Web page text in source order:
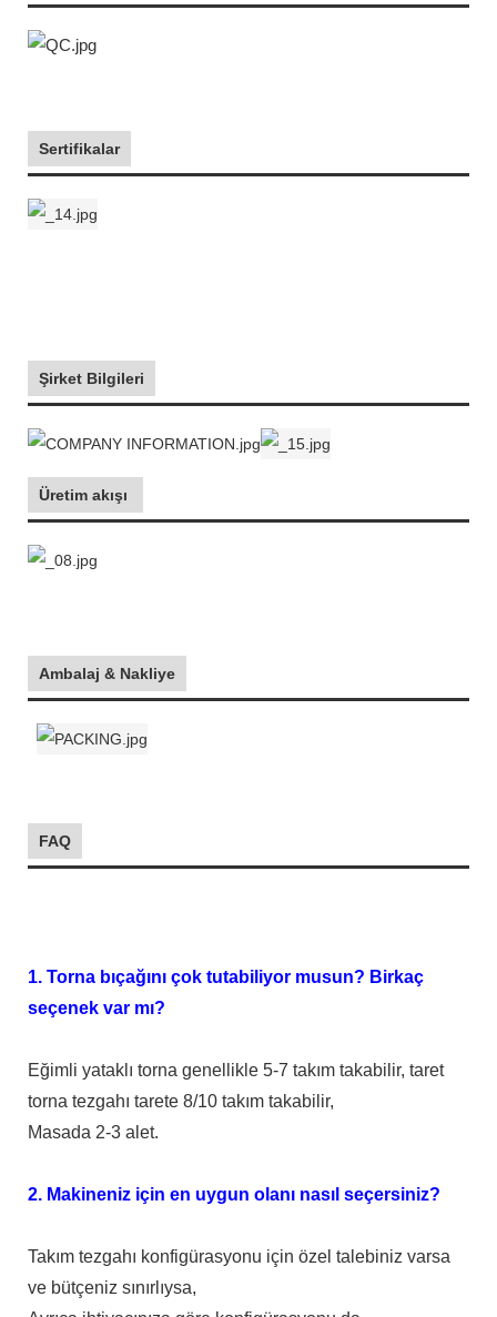
Sertifikalar
Şirket Bilgileri
Üretim akışı
Ambalaj & Nakliye
FAQ
1. Torna bıçağını çok tutabiliyor musun? Birkaç
seçenek var mı?
Eğimli yataklı torna genellikle 5-7 takım takabilir, taret
torna tezgahı tarete 8/10 takım takabilir,
Masada 2-3 alet.
2. Makineniz için en uygun olanı nasıl seçersiniz?
Takım tezgahı konfigürasyonu için özel talebiniz varsa
ve bütçeniz sınırlıysa,